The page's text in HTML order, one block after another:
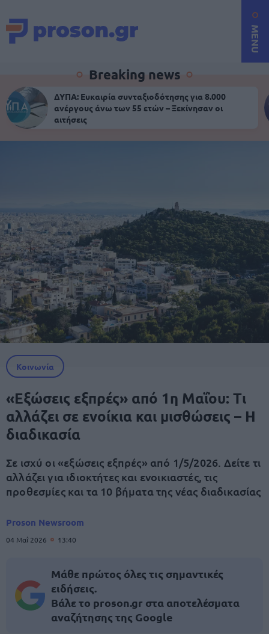
MENU
Breaking news
ΔΥΠΑ: Ευκαιρία συνταξιοδότησης για 8.000
ανέργους άνω των 55 ετών – Ξεκίνησαν οι
αιτήσεις
Κοινωνία
«Εξώσεις εξπρές» από 1η Μαΐου: Τι
αλλάζει σε ενοίκια και μισθώσεις – Η
διαδικασία
Σε ισχύ οι «εξώσεις εξπρές» από 1/5/2026. Δείτε τι
αλλάζει για ιδιοκτήτες και ενοικιαστές, τις
προθεσμίες και τα 10 βήματα της νέας διαδικασίας
Proson Newsroom
04 Μαΐ 2026 13:40
Μάθε πρώτος όλες τις σημαντικές
ειδήσεις.
Βάλε το proson.gr στα αποτελέσματα
αναζήτησης της Google